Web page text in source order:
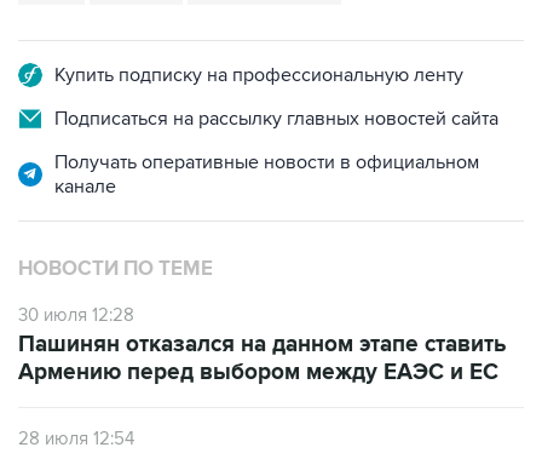
Купить подписку на профессиональную ленту
Подписаться на рассылку главных новостей сайта
Получать оперативные новости в официальном
канале
НОВОСТИ ПО ТЕМЕ
30 июля 12:28
Пашинян отказался на данном этапе ставить
Армению перед выбором между ЕАЭС и ЕС
28 июля 12:54